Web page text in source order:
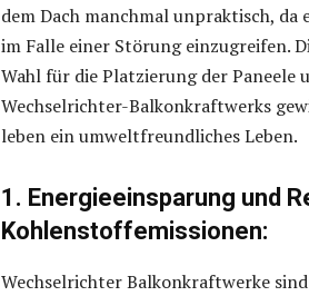
dem Dach manchmal unpraktisch,
im Falle einer Störung einzugreifen.
Wahl für die Platzierung der Paneele
Wechselrichter-Balkonkraftwerks
leben ein umweltfreundliches Leben.
1. Energieeinsparung und
Kohlenstoffemissionen:
Wechselrichter Balkonkraftwerke